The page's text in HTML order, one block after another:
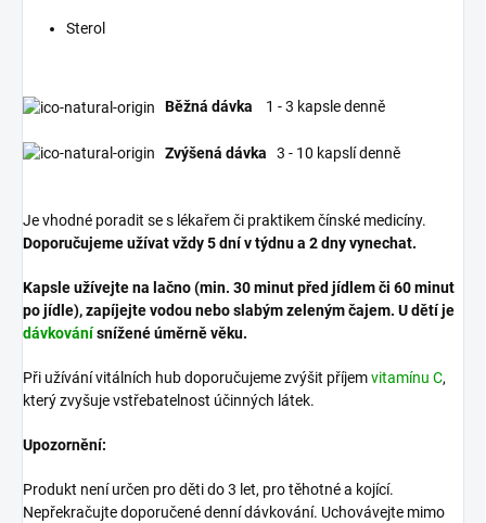
Sterol
Běžná dávka 1 - 3 kapsle denně
Zvýšená dávka 3 - 10 kapslí denně
Je vhodné poradit se s lékařem či praktikem čínské medicíny.
Doporučujeme užívat vždy 5 dní v týdnu a 2 dny vynechat.
Kapsle užívejte na lačno (min. 30 minut před jídlem či 60 minut
po jídle), zapíjejte vodou nebo slabým zeleným čajem. U dětí je
dávkovánísnížené úměrně věku.
Při užívání vitálních hub doporučujeme zvýšit příjemvitamínu C,
který zvyšuje vstřebatelnost účinných látek.
Upozornění:
Produkt není určen pro děti do 3 let, pro těhotné a kojící.
Nepřekračujte doporučené denní dávkování. Uchovávejte mimo